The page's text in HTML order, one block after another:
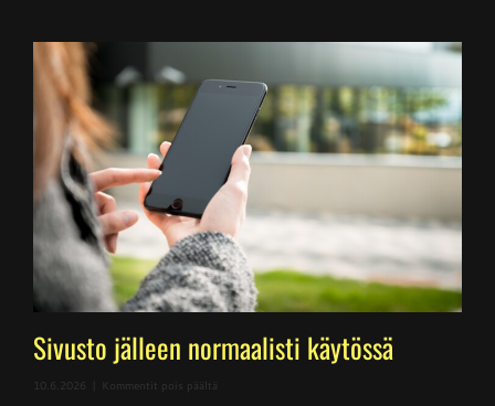
Sivusto jälleen normaalisti käytössä
10.6.2026 Kommentit pois päältä